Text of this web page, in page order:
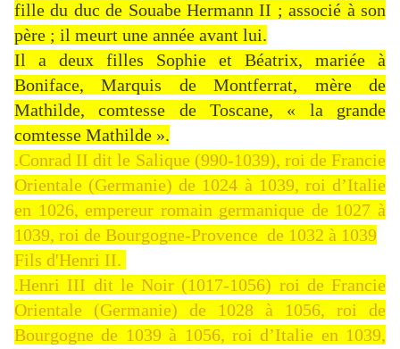
fille du duc de Souabe Hermann II ; associé à son
père ; il meurt une année avant lui.
Il a deux filles Sophie et Béatrix, mariée à
Boniface, Marquis de Montferrat, mère de
Mathilde, comtesse de Toscane, « la grande
comtesse Mathilde ».
.Conrad II dit le Salique (990-1039), roi de Francie
Orientale (Germanie) de 1024 à 1039, roi d’Italie
en 1026, empereur romain germanique de 1027 à
1039, roi de Bourgogne-Provence de 1032 à 1039
Fils d'Henri II.
.Henri III dit le Noir (1017-1056) roi de Francie
Orientale (Germanie) de 1028 à 1056, roi de
Bourgogne de 1039 à 1056, roi d’Italie en 1039,